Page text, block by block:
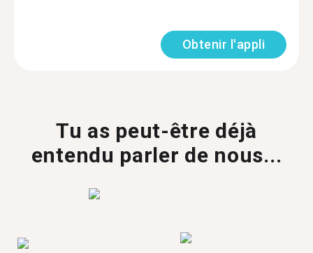
Obtenir l'appli
Tu as peut-être déjà
entendu parler de nous...